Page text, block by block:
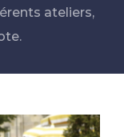
ateliers,